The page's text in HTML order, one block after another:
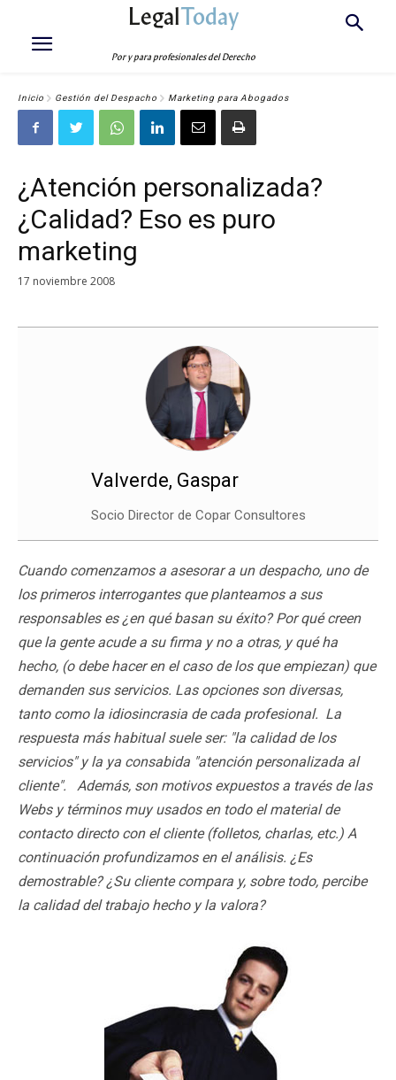
LegalToday
Por y para profesionales del Derecho
Inicio Gestión del Despacho Marketing para Abogados
¿Atención personalizada?
¿Calidad? Eso es puro
marketing
17 noviembre 2008
Valverde, Gaspar
Socio Director de Copar Consultores
Cuando comenzamos a asesorar a un despacho, uno de
los primeros interrogantes que planteamos a sus
responsables es ¿en qué basan su éxito? Por qué creen
que la gente acude a su firma y no a otras, y qué ha
hecho, (o debe hacer en el caso de los que empiezan) que
demanden sus servicios. Las opciones son diversas,
tanto como la idiosincrasia de cada profesional. La
respuesta más habitual suele ser: "la calidad de los
servicios" y la ya consabida "atención personalizada al
cliente". Además, son motivos expuestos a través de las
Webs y términos muy usados en todo el material de
contacto directo con el cliente (folletos, charlas, etc.) A
continuación profundizamos en el análisis. ¿Es
demostrable? ¿Su cliente compara y, sobre todo, percibe
la calidad del trabajo hecho y la valora?